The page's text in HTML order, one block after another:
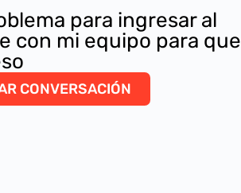
para ingresar al
con mi equipo para que
CONVERSACIÓN